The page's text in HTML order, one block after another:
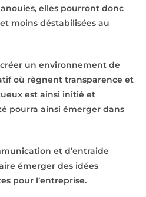
elles pourront donc
et moins déstabilisées au
un environnement de
où règnent transparence et
est ainsi initié et
pourra ainsi émerger dans
et d’entraide
émerger des idées
pour l’entreprise.